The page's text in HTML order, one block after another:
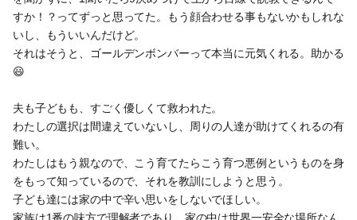
すか！？ってずっと思ってた。もう顔合わせる事もないかもしれな
いし、もういいんだけど。
それはそうと、ゴールデンボンバーって本当に元気くれる。助かる
😃
夫も子どもも、すごく優しくて救われた。
わたしの選択は間違えていないし、周りの人達が助けてくれるの有
難い。
わたしはもう親なので、こう育てたらこう育つ悪例というものを身
をもって知っているので、それを教訓にしようと思う。
子ども達には家の中で辛い思いをしないでほしい。